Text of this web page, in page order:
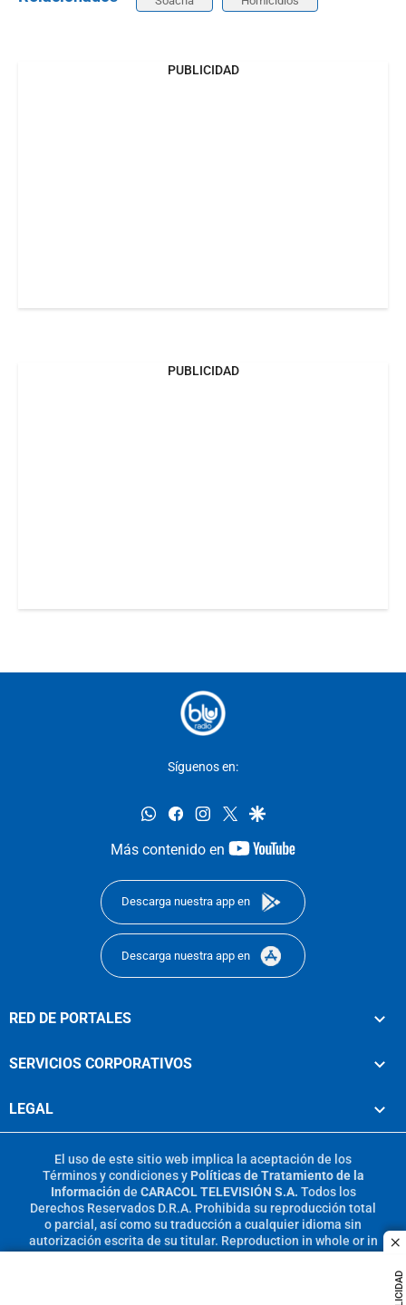
PUBLICIDAD
PUBLICIDAD
Síguenos en:
whatsappfacebookinstagram
twittergoogle
Más contenido en
youtube-
Descarga nuestra app en
Descarga nuestra app en
RED DE PORTALES
SERVICIOS CORPORATIVOS
LEGAL
El uso de este sitio web implica la aceptación de los
Términos y condicionesy Políticas de Tratamiento de la
Información de CARACOL TELEVISIÓN S.A. Todos los
Derechos Reservados D.R.A. Prohibida su reproducción total
o parcial, así como su traducción a cualquier idioma sin
autorización escrita de su titular. Reproduction in whole or in